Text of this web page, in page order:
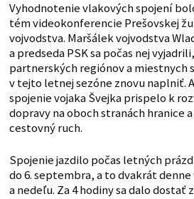
Vyhodnotenie vlakových spojení
tém videokonferencie Prešovskej
vojvodstva. Maršálek vojvodstva
a predseda PSK sa počas nej
partnerských regiónov a miestnych
v tejto letnej sezóne znovu naplniť.
spojenie vojaka Švejka prispelo k
dopravy na oboch stranách hranice
cestovný ruch.
Spojenie jazdilo počas letných
do 6. septembra, a to dvakrát
a nedeľu. Za 4 hodiny sa dalo dostať